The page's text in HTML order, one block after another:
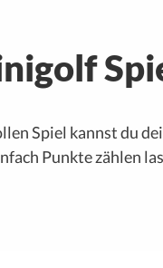
Spiel kannst du
Punkte zählen